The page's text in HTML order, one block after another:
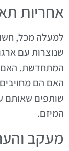
אחריות
למעלה מכל,
שנוצרות עם
המתחדשת. האם
האם הם
שותפים שאותם
המיזם.
מעקב